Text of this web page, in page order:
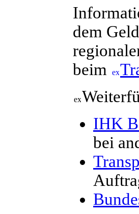
dem
beim
IHK
bei